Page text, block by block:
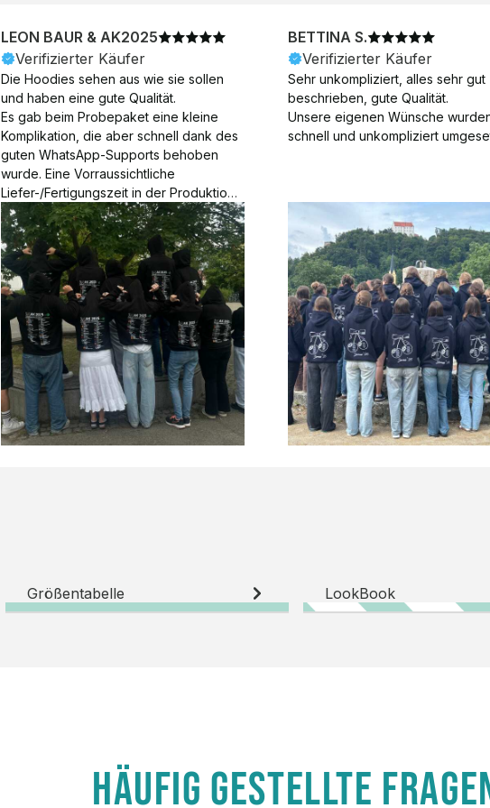
LEON BAUR & AK2025
Verifizierter Käufer
Die Hoodies sehen aus wie sie sollen
und haben eine gute Qualität.
Es gab beim Probepaket eine kleine
Komplikation, die aber schnell dank des
guten WhatsApp-Supports behoben
wurde. Eine Vorraussichtliche
Liefer-/Fertigungszeit in der Produktion
wäre hilfreich. Die Produktion dauerte 7
Werktage (inkl. Samstage und ohne
Express-Produktion), die Lieferung
erfolgte schon am Tag nach der
Fertigstellung der Produktion.
BETTINA S.
Verifizierter Käufer
Sehr unkompliziert, alles sehr gut
beschrieben, gute Qualität.
Unsere eigenen Wünsche
schnell und unkompliziert
Größentabelle LookBook
HÄUFIG GESTELLTE